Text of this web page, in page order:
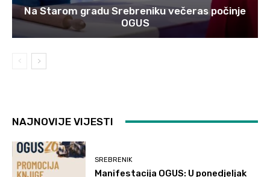
Na Starom gradu Srebreniku večeras počinje
OGUS
NAJNOVIJE VIJESTI
SREBRENIK
Manifestacija OGUS: U ponedjeljak